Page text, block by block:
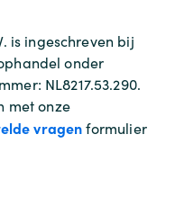
is ingeschreven bij
onder
NL8217.53.290.
met onze
vragenformulier